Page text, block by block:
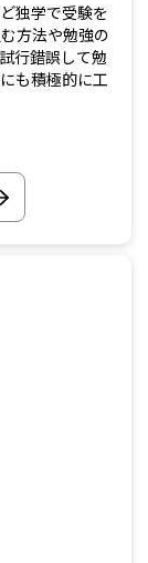
独学で受験を
方法や勉強の
行錯誤して勉
も積極的に工